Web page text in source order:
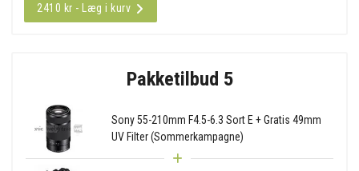
2410 kr - Læg i kurv
Pakketilbud 5
Sony 55-210mm F4.5-6.3 Sort E + Gratis 49mm
UV Filter (Sommerkampagne)